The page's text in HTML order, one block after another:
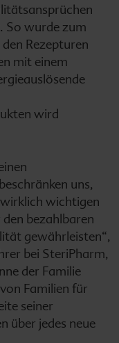
So wurde zum
Rezepturen
mit einem
wird
uns,
wichtigen
bezahlbaren
gewährleisten“,
bei SteriPharm,
der Familie
Familien für
seiner
über jedes neue